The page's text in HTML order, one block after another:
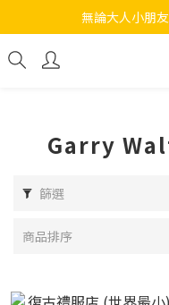
無論大人小朋
Garry
篩選
商品排序